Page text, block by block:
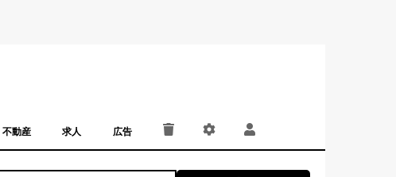
不動産 求人 広告